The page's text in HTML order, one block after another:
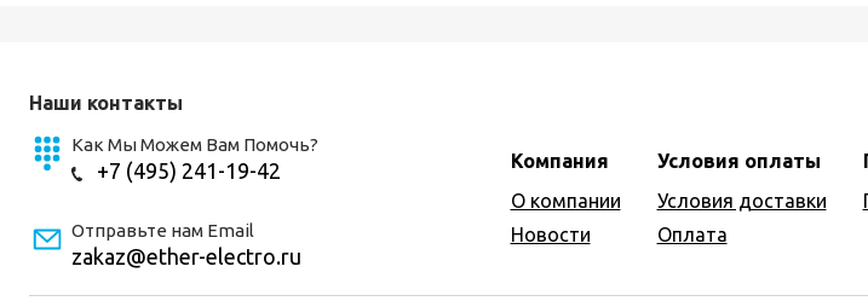
Наши контакты
Как Мы Можем Вам Помочь?
+7 (495) 241-19-42
Отправьте нам Email
zakaz@ether-electro.ru
Компания
О компании
Новости
Условия оплаты
Условия доставки
Оплата